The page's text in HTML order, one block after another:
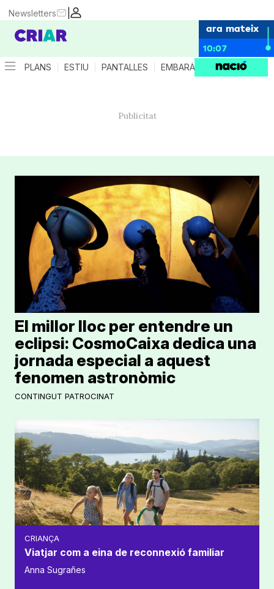
|
Newsletters
ara mateix
10:07
PLANS ESTIU PANTALLES EMBARÀS CRIANÇA
CONTINGUT PATROCINAT
El millor lloc per entendre un
eclipsi: CosmoCaixa dedica una
jornada especial a aquest
fenomen astronòmic
CRIANÇA
Viatjar com a eina de reconnexió familiar
Anna Sugrañes